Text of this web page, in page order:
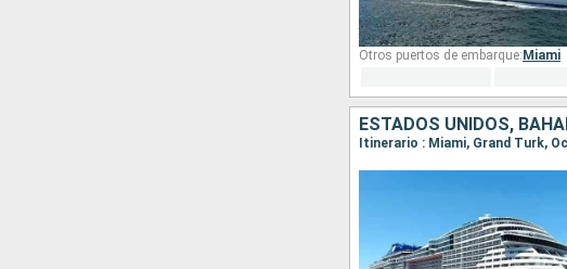
Otros puertos de embarque: Miami